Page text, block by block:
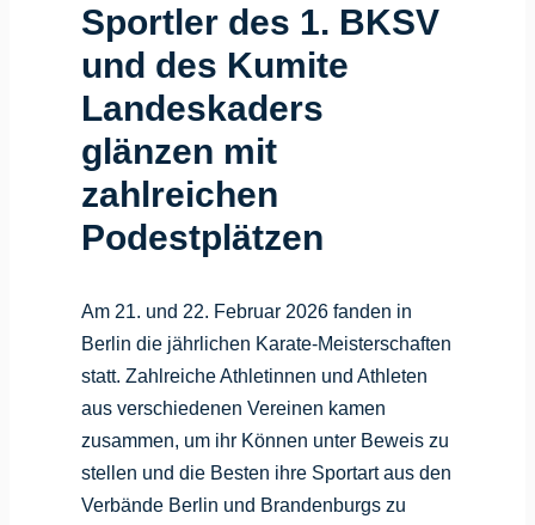
Sportler des 1. BKSV
und des Kumite
Landeskaders
glänzen mit
zahlreichen
Podestplätzen
Am 21. und 22. Februar 2026 fanden in
Berlin die jährlichen Karate-Meisterschaften
statt. Zahlreiche Athletinnen und Athleten
aus verschiedenen Vereinen kamen
zusammen, um ihr Können unter Beweis zu
stellen und die Besten ihre Sportart aus den
Verbände Berlin und Brandenburgs zu